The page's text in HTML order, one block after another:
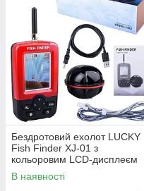
Бездротовий ехолот LUCKY
Fish Finder XJ-01 з
кольоровим LCD-дисплеєм
портативний
перезаряджуваний
В наявності